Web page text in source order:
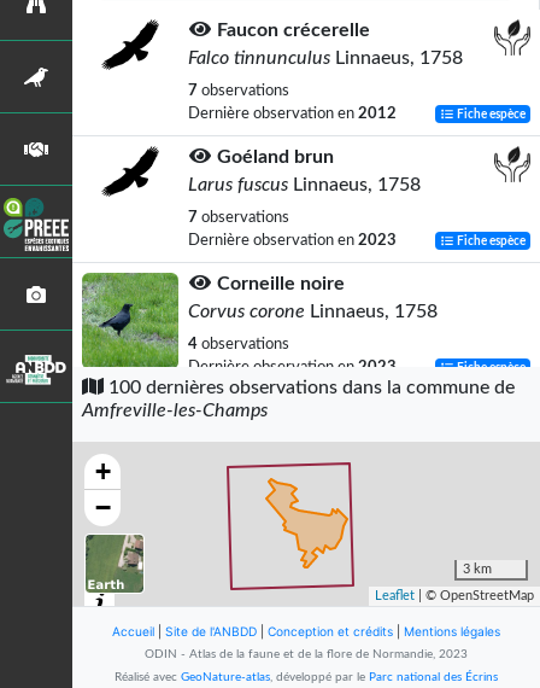
Faucon crécerelle
Falco tinnunculus Linnaeus, 1758
7 observations
Dernière observation en 2012 Fiche espèce
Goéland brun
Larus fuscus Linnaeus, 1758
7 observations
Dernière observation en 2023 Fiche espèce
Corneille noire
Corvus corone Linnaeus, 1758
4 observations
Dernière observation en 2023 Fiche espèce
Hérisson d'Europe
Erinaceus europaeusLinnaeus, 1758
observations
Dernière observation en
Buse variable
Buteo buteo
(Linnaeus, 1758)
Épervier d'Europe
100 dernières observations dans la commune de
Amfreville-les-Champs
+
−
3 km
Leaflet | © OpenStreetMap
Accueil Site de l'ANBDD Conception et crédits Mentions légales
ODIN - Atlas de la faune et de la flore de Normandie, 2023
Réalisé avec GeoNature-atlas, développé par le Parc national des Écrins